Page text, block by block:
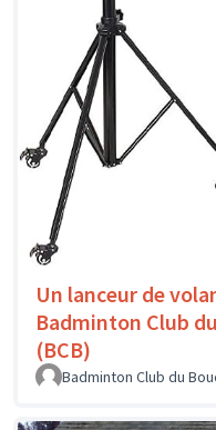
Un lanceur de
Badminton Club
(BCB)
Badminton Club du